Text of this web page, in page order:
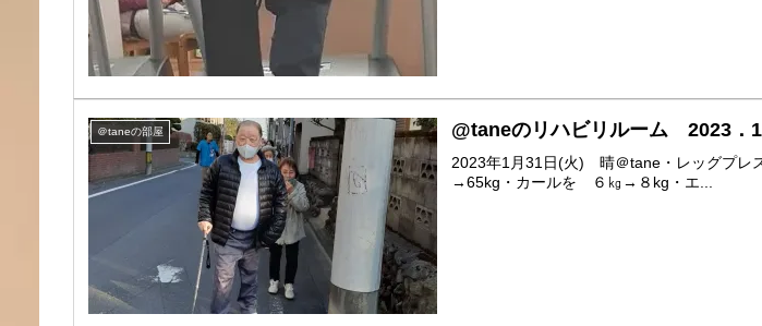
＠taneの部屋 @taneのリハビリルーム 2023．1
2023年1月31日(火) 晴＠tane・レッグプ
→65kg・カールを ６㎏→８kg・エ...